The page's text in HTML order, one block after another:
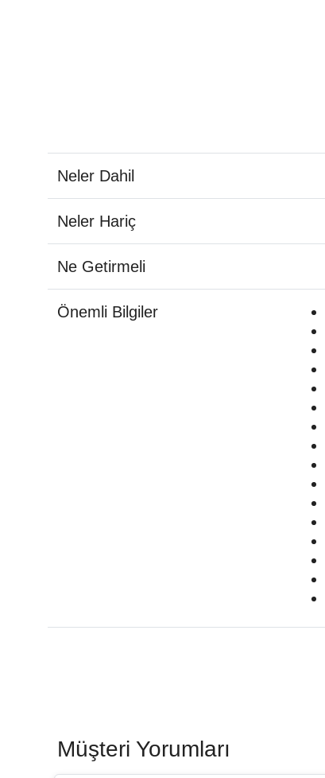
Neler Dahil
Neler Hariç
Ne Getirmeli
Önemli Bilgiler
Müşteri Yorumları